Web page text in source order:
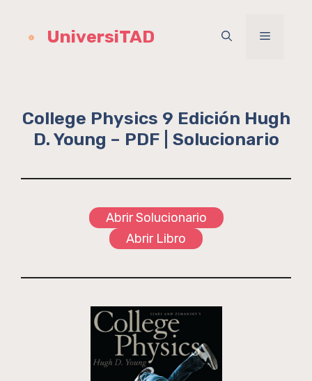
contenidoUniversiTAD Menú
College Physics 9 Edición Hugh
D. Young – PDF | Solucionario
Abrir Solucionario
Abrir Libro